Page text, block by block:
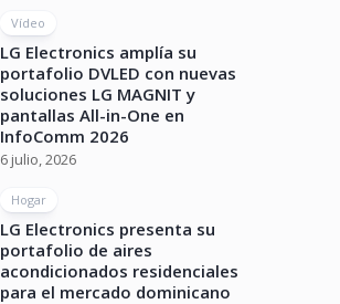
Vídeo
LG Electronics amplía su
portafolio DVLED con nuevas
soluciones LG MAGNIT y
pantallas All-in-One en
InfoComm 2026
6 julio, 2026
Hogar
LG Electronics presenta su
portafolio de aires
acondicionados residenciales
para el mercado dominicano